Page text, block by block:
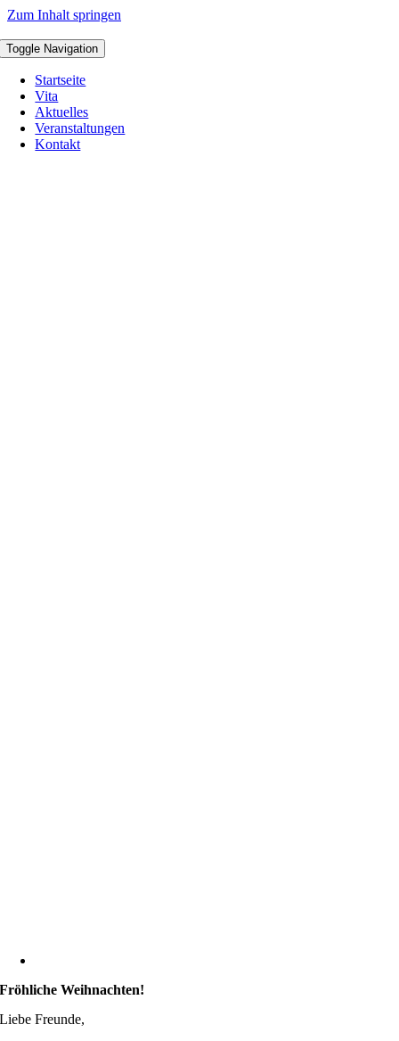
Zum Inhalt springen
Toggle Navigation
Startseite
Vita
Aktuelles
Veranstaltungen
Kontakt
Fröhliche Weihnachten!
Liebe Freunde,